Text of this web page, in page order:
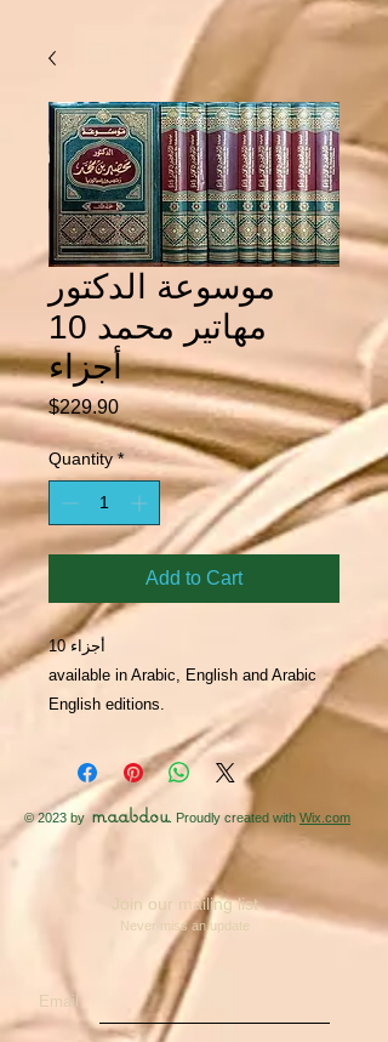
موسوعة الدكتور
مهاتير محمد 10
أجزاء
$229.90Price
Quantity *
Add to Cart
available in Arabic, English and Arabic
English editions.
© 2023 bymaabdou. Proudly created with Wix.com
Join our mailing list
Never miss an update
Email